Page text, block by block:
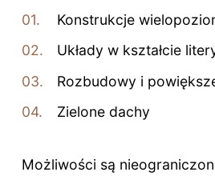
Konstrukcje
Układy w kształcie
Rozbudowy i
Zielone dachy
Możliwości są